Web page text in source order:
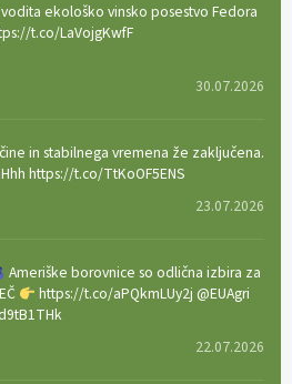
ekološko vinsko posestvo Fedora
t.co/LaVojgKwfF
30.07.2026
in stabilnega vremena že zaključena.
https://t.co/TtKoOF5ENS
23.07.2026
Ameriške borovnice so odlična izbira za
https://t.co/aPQkmLUy2j @EUAgri
22.07.2026